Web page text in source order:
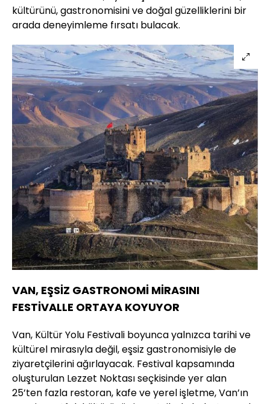
kültürünü, gastronomisini ve doğal güzelliklerini bir
arada deneyimleme fırsatı bulacak.
VAN, EŞSİZ GASTRONOMİ MİRASINI
FESTİVALLE ORTAYA KOYUYOR
Van, Kültür Yolu Festivali boyunca yalnızca tarihi ve
kültürel mirasıyla değil, eşsiz gastronomisiyle de
ziyaretçilerini ağırlayacak. Festival kapsamında
oluşturulan Lezzet Noktası seçkisinde yer alan
25’ten fazla restoran, kafe ve yerel işletme, Van’ın